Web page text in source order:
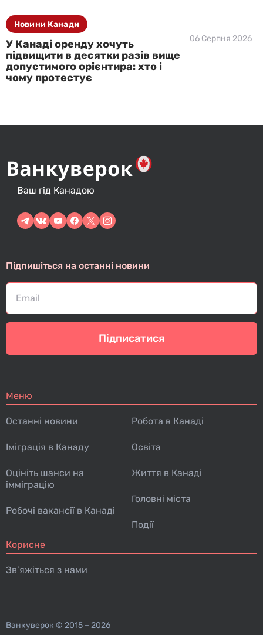
У Канаді оренду хочуть
підвищити в десятки разів вище
допустимого орієнтира: хто і
чому протестує
06 Серпня 2026
Новини Канади
Ваш гід Канадою
Підпишіться на останні новини
Підписатися
Меню
Останні новини
Іміграція в Канаду
Оцініть шанси на
імміграцію
Робочі вакансії в Канаді
Робота в Канаді
Освіта
Життя в Канаді
Головні міста
Події
Корисне
Зв’яжіться з нами
Ванкуверок © 2015 – 2026